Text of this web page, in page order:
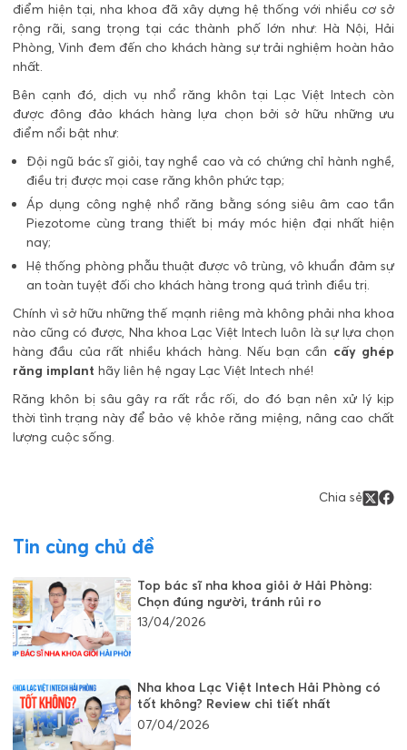
điểm hiện tại, nha khoa đã xây dựng hệ thống với nhiều cơ sở
rộng rãi, sang trọng tại các thành phố lớn như: Hà Nội, Hải
Phòng, Vinh đem đến cho khách hàng sự trải nghiệm hoàn hảo
nhất.
Bên cạnh đó, dịch vụ nhổ răng khôn tại Lạc Việt Intech còn
được đông đảo khách hàng lựa chọn bởi sở hữu những ưu
điểm nổi bật như:
Đội ngũ bác sĩ giỏi, tay nghề cao và có chứng chỉ hành nghề,
điều trị được mọi case răng khôn phức tạp;
Áp dụng công nghệ nhổ răng bằng sóng siêu âm cao tần
Piezotome cùng trang thiết bị máy móc hiện đại nhất hiện
nay;
Hệ thống phòng phẫu thuật được vô trùng, vô khuẩn đảm sự
an toàn tuyệt đối cho khách hàng trong quá trình điều trị.
Chính vì sở hữu những thế mạnh riêng mà không phải nha khoa
nào cũng có được, Nha khoa Lạc Việt Intech luôn là sự lựa chọn
hàng đầu của rất nhiều khách hàng. Nếu bạn cần cấy ghép
răng implant hãy liên hệ ngay Lạc Việt Intech nhé!
Răng khôn bị sâu gây ra rất rắc rối, do đó bạn nên xử lý kịp
thời tình trạng này để bảo vệ khỏe răng miệng, nâng cao chất
lượng cuộc sống.
Chia sẻ
Tin cùng chủ đề
Top bác sĩ nha khoa giỏi ở Hải Phòng:
Chọn đúng người, tránh rủi ro
13/04/2026
Nha khoa Lạc Việt Intech Hải Phòng có
tốt không? Review chi tiết nhất
07/04/2026